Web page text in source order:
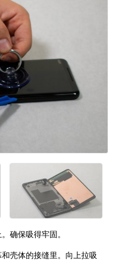
确保吸得牢固。
壳体的接缝里。向上拉吸